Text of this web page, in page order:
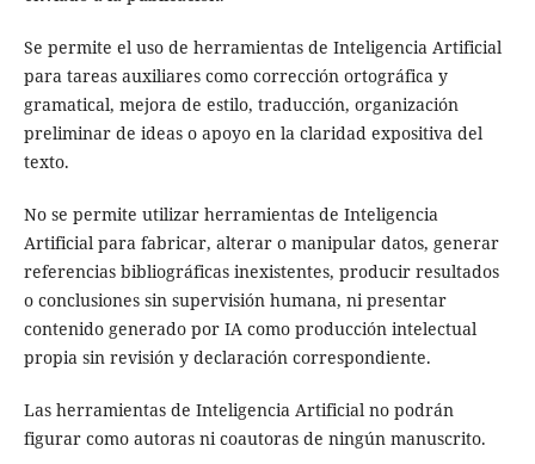
Se permite el uso de herramientas de Inteligencia Artificial
para tareas auxiliares como corrección ortográfica y
gramatical, mejora de estilo, traducción, organización
preliminar de ideas o apoyo en la claridad expositiva del
texto.
No se permite utilizar herramientas de Inteligencia
Artificial para fabricar, alterar o manipular datos, generar
referencias bibliográficas inexistentes, producir resultados
o conclusiones sin supervisión humana, ni presentar
contenido generado por IA como producción intelectual
propia sin revisión y declaración correspondiente.
Las herramientas de Inteligencia Artificial no podrán
figurar como autoras ni coautoras de ningún manuscrito.